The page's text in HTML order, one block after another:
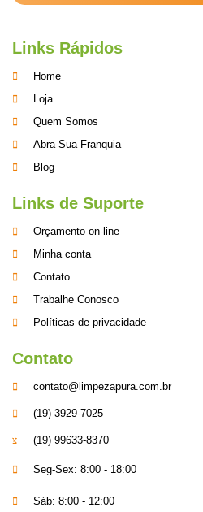
Links Rápidos
Home
Loja
Quem Somos
Abra Sua Franquia
Blog
Links de Suporte
Orçamento on-line
Minha conta
Contato
Trabalhe Conosco
Políticas de privacidade
Contato
contato@limpezapura.com.br
(19) 3929-7025
(19) 99633-8370
Seg-Sex: 8:00 - 18:00
Sáb: 8:00 - 12:00